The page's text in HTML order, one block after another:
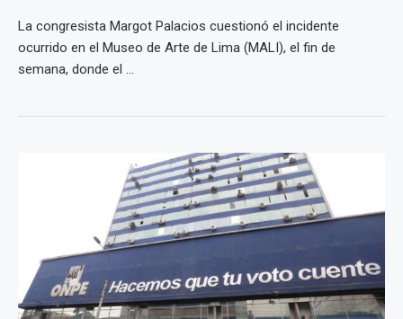
La congresista Margot Palacios cuestionó el incidente
ocurrido en el Museo de Arte de Lima (MALI), el fin de
semana, donde el ...